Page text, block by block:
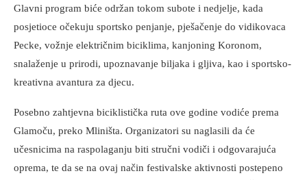
Glavni program biće održan tokom subote i nedjelje, kada
posjetioce očekuju sportsko penjanje, pješačenje do vidikovaca
Pecke, vožnje električnim biciklima, kanjoning Koronom,
snalaženje u prirodi, upoznavanje biljaka i gljiva, kao i sportsko-
kreativna avantura za djecu.
Posebno zahtjevna biciklistička ruta ove godine vodiće prema
Glamoču, preko Mliništa. Organizatori su naglasili da će
učesnicima na raspolaganju biti stručni vodiči i odgovarajuća
oprema, te da se na ovaj način festivalske aktivnosti postepeno